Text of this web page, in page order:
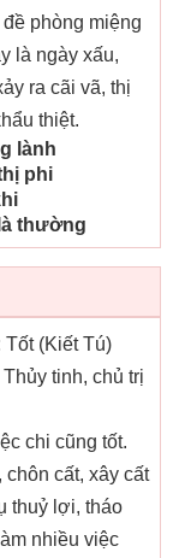
phòng miệng
là ngày xấu,
ra cãi vã, thị
thiệt.
lành
phi
thường
Tốt (Kiết Tú)
tinh, chủ trị
chi cũng tốt.
cất, xây cất
thuỷ lợi, tháo
nhiều việc